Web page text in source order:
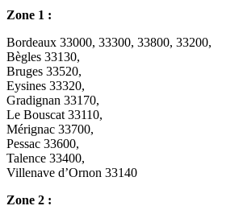
Zone 1 :
Bordeaux 33000, 33300, 33800, 33200,
Bègles 33130,
Bruges 33520,
Eysines 33320,
Gradignan 33170,
Le Bouscat 33110,
Mérignac 33700,
Pessac 33600,
Talence 33400,
Villenave d’Ornon 33140
Zone 2 :